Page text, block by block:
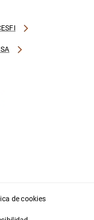
de cookies